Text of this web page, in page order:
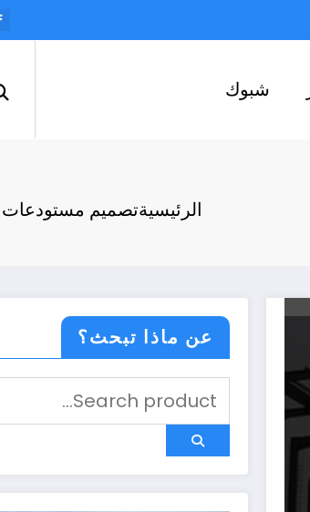
شبوك
الرئيسيةتصميم مستودعات
عن ماذا تبحث؟